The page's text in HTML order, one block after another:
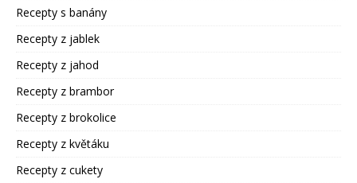
Recepty s banány
Recepty z jablek
Recepty z jahod
Recepty z brambor
Recepty z brokolice
Recepty z květáku
Recepty z cukety